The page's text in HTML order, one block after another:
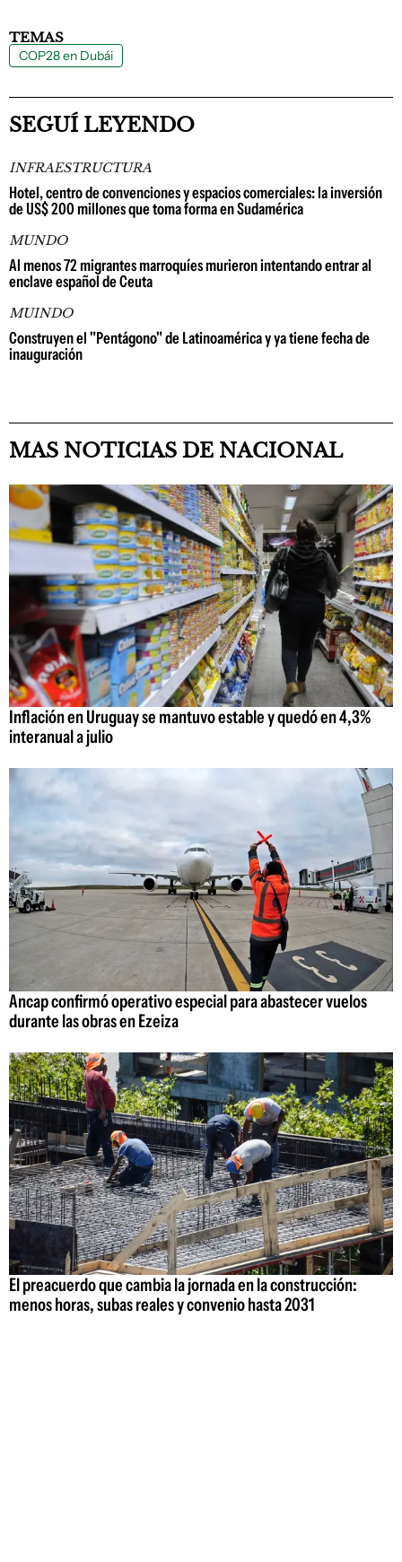
TEMAS
COP28 en Dubái
SEGUÍ LEYENDO
INFRAESTRUCTURA
Hotel, centro de convenciones y espacios comerciales: la inversión
de US$ 200 millones que toma forma en Sudamérica
MUNDO
Al menos 72 migrantes marroquíes murieron intentando entrar al
enclave español de Ceuta
MUINDO
Construyen el "Pentágono" de Latinoamérica y ya tiene fecha de
inauguración
MAS NOTICIAS DE NACIONAL
Inflación en Uruguay se mantuvo estable y quedó en 4,3%
interanual a julio
Ancap confirmó operativo especial para abastecer vuelos
durante las obras en Ezeiza
El preacuerdo que cambia la jornada en la construcción:
menos horas, subas reales y convenio hasta 2031